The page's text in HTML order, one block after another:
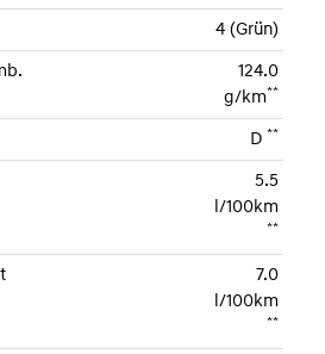
4 (Grün)
124.0
g/km**
D **
5.5
l/100km
**
7.0
l/100km
**